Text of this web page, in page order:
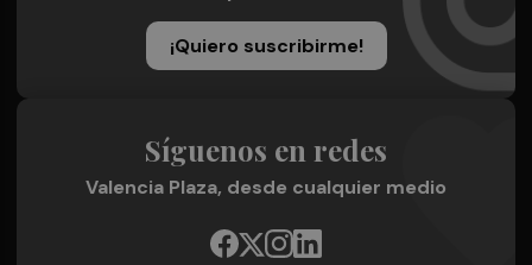
¡Quiero suscribirme!
Síguenos en redes
Valencia Plaza, desde cualquier medio